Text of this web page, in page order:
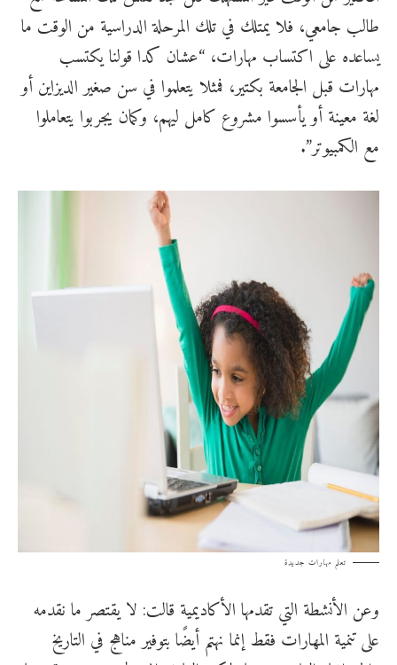
طالب جامعي، فلا يمتلك في تلك المرحلة الدراسية من الوقت ما
يساعده على اكتساب مهارات، “عشان كدا قولنا يكتسب
مهارات قبل الجامعة بكتير، فمثلا يتعلموا في سن صغير الديزاين أو
لغة معينة أو يأسسوا مشروع كامل ليهم، وكمان يجربوا يتعاملوا
مع الكمبيوتر”.
تعلم مهارات جديدة
وعن الأنشطة التي تقدمها الأكاديمية قالت: لا يقتصر ما نقدمه
على تنمية المهارات فقط إنما نهتم أيضًا بتوفير مناهج في التاريخ